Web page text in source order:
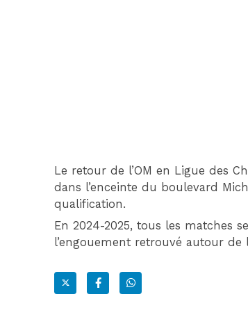
Le retour de l’OM en Ligue des
dans l’enceinte du boulevard
qualification.
En 2024-2025, tous les matches
l’engouement retrouvé autour de